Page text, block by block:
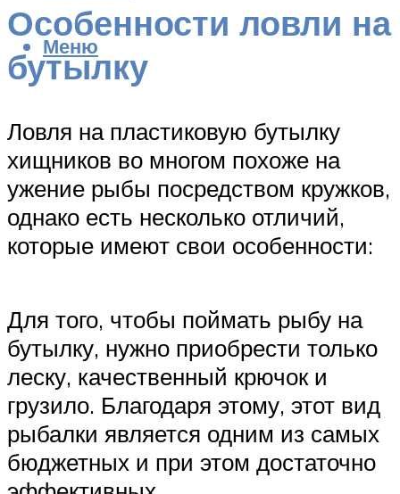
Меню
Особенности ловли на
бутылку
Ловля на пластиковую бутылку
хищников во многом похоже на
ужение рыбы посредством кружков,
однако есть несколько отличий,
которые имеют свои особенности:
Для того, чтобы поймать рыбу на
бутылку, нужно приобрести только
леску, качественный крючок и
грузило. Благодаря этому, этот вид
рыбалки является одним из самых
бюджетных и при этом достаточно